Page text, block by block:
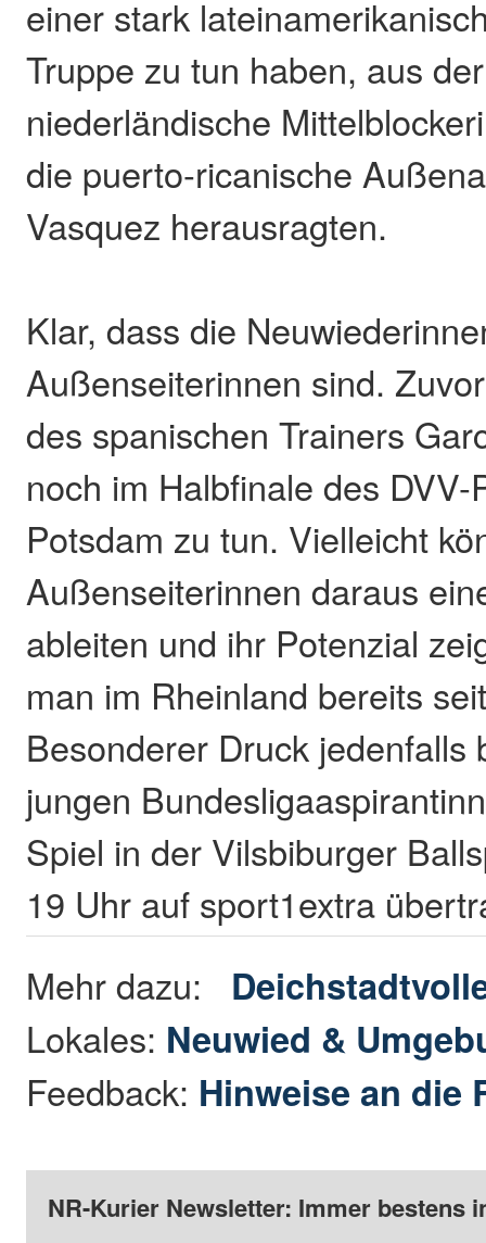
einer stark
Truppe zu tun haben, aus
niederländische
die puerto-ricanische
Vasquez herausragten.
Klar, dass die
Außenseiterinnen sind.
des spanischen Trainers
noch im Halbfinale des
Potsdam zu tun. Vielleicht
Außenseiterinnen daraus
ableiten und ihr Potenzial
man im Rheinland bereits
Besonderer Druck jedenfalls
jungen
Spiel in der Vilsbiburger
19 Uhr auf sport1extra
Mehr dazu:
Lokales: Neuwied &
Feedback: Hinweise an die
NR-Kurier Newsletter: Immer bestens